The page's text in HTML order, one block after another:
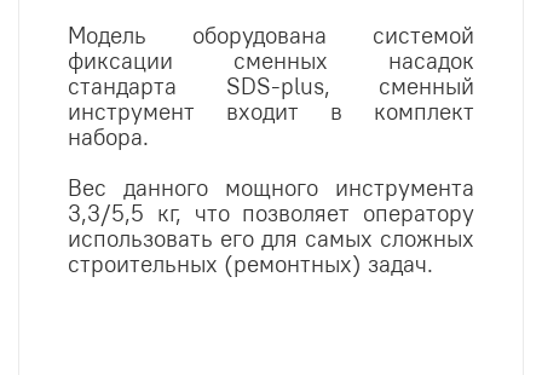
Модель оборудована системой
фиксации сменных насадок
стандарта SDS-plus, сменный
инструмент входит в комплект
набора.
Вес данного мощного инструмента
3,3/5,5 кг, что позволяет оператору
использовать его для самых сложных
строительных (ремонтных) задач.